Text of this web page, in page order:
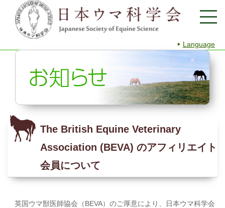
Language
The British Equine Veterinary
Association (BEVA) のアフィリエイト
会員について
英国ウマ獣医師協会（BEVA）のご厚意により、日本ウマ科学会